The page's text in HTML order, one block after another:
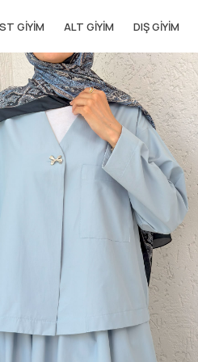
GIYIM ALT GIYIM DIŞ GIYIM